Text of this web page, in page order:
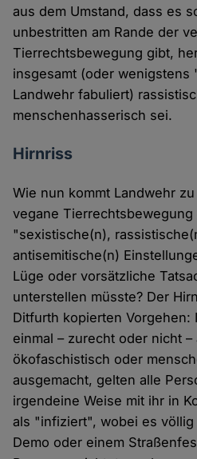
aus dem Umstand, dass es
unbestritten am Rande der
Tierrechtsbewegung gibt,
insgesamt (oder wenigstens
Landwehr fabuliert)
menschenhasserisch sei.
Hirnriss
Wie nun kommt Landwehr
vegane
"sexistische(n),
antisemitische(n)
Lüge oder vorsätzliche
unterstellen müsste? Der
Ditfurth kopierten Vorgehen:
einmal – zurecht oder nicht
ökofaschistisch oder
ausgemacht, gelten alle
irgendeine Weise mit ihr in
als "infiziert", wobei es
Demo oder einem